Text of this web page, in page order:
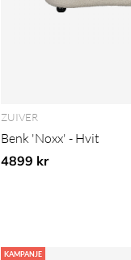
ZUIVER
Benk 'Noxx' - Hvit
4899 kr
KAMPANJE